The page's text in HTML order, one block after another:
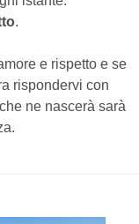
.
e rispetto e se
rispondervi con
ne nascerà sarà